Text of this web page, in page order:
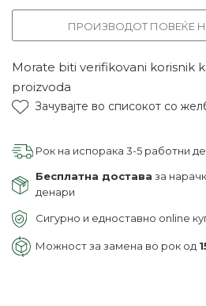
ПРОИЗВОДОТ ПОВЕЌЕ
Morate biti verifikovani korisnik
proizvoda
Зачувајте во списокот со
Рок на испорака 3-5 работни
Бесплатна достава за
денари
Сигурно и едноставно online
Можност за замена во рок од